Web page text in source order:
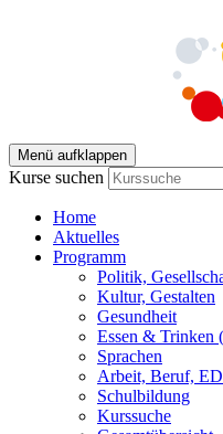
Menü aufklappen
Kurse suchen
Home
Aktuelles
Programm
Politik,
Kultur, Gestalten
Gesundheit
Essen & Trinken
Sprachen
Arbeit, Beruf,
Schulbildung
Kurssuche